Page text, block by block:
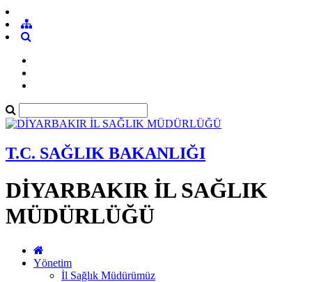
T.C. SAĞLIK BAKANLIĞI
DİYARBAKIR İL SAĞLIK
MÜDÜRLÜĞÜ
Yönetim
İl Sağlık Müdürümüz